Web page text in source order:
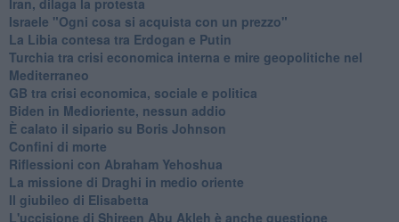
Israele "Ogni cosa si acquista con un prezzo"
La Libia contesa tra Erdogan e Putin
Turchia tra crisi economica interna e mire geopolitiche nel
Mediterraneo
GB tra crisi economica, sociale e politica
Biden in Medioriente, nessun addio
È calato il sipario su Boris Johnson
Confini di morte
Riflessioni con Abraham Yehoshua
La missione di Draghi in medio oriente
Il giubileo di Elisabetta
L'uccisione di Shireen Abu Akleh è anche questione